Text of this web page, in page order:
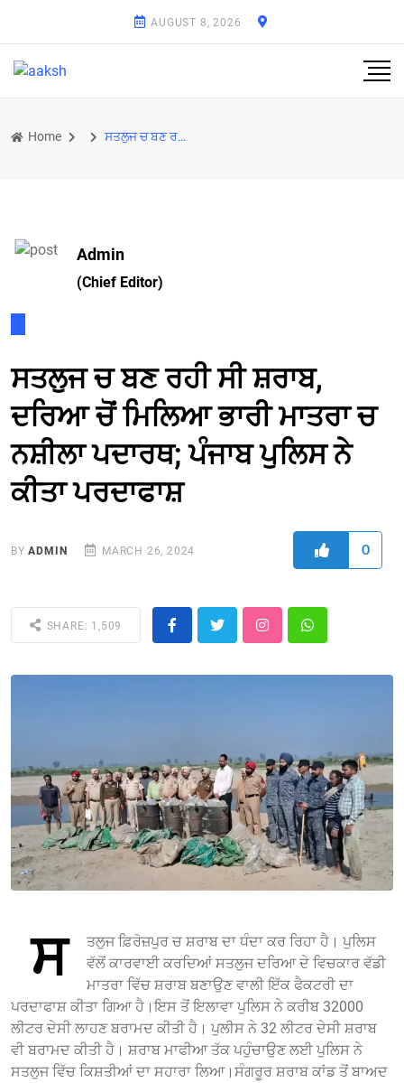
AUGUST 8, 2026
Home ਸਤਲੁਜ ਚ ਬਣ ਰਹੀ ਸੀ ਸ਼ਰਾਬ, ਦਰਿਆ ਚੋਂ ਮਿਲਿਆ ਭਾਰੀ ਮਾਤਰਾ ਚ ਨਸ਼ੀਲਾ ਪਦਾਰਥ; ਪੰਜਾਬ ਪੁਲਿਸ ਨੇ ਕੀਤਾ ਪਰਦਾਫਾਸ਼
Admin
(Chief Editor)
ਸਤਲੁਜ ਚ ਬਣ ਰਹੀ ਸੀ ਸ਼ਰਾਬ,
ਦਰਿਆ ਚੋਂ ਮਿਲਿਆ ਭਾਰੀ ਮਾਤਰਾ ਚ
ਨਸ਼ੀਲਾ ਪਦਾਰਥ; ਪੰਜਾਬ ਪੁਲਿਸ ਨੇ
ਕੀਤਾ ਪਰਦਾਫਾਸ਼
BYADMIN MARCH 26, 2024 0
SHARE: 1,509
ਸ
ਤਲੁਜ ਫ਼ਿਰੋਜ਼ਪੁਰ ਚ ਸ਼ਰਾਬ ਦਾ ਧੰਦਾ ਕਰ ਰਿਹਾ ਹੈ। ਪੁਲਿਸ
ਵੱਲੋਂ ਕਾਰਵਾਈ ਕਰਦਿਆਂ ਸਤਲੁਜ ਦਰਿਆ ਦੇ ਵਿਚਕਾਰ ਵੱਡੀ
ਮਾਤਰਾ ਵਿੱਚ ਸ਼ਰਾਬ ਬਣਾਉਣ ਵਾਲੀ ਇੱਕ ਫੈਕਟਰੀ ਦਾ
ਪਰਦਾਫਾਸ਼ ਕੀਤਾ ਗਿਆ ਹੈ।ਇਸ ਤੋਂ ਇਲਾਵਾ ਪੁਲਿਸ ਨੇ ਕਰੀਬ 32000
ਲੀਟਰ ਦੇਸੀ ਲਾਹਣ ਬਰਾਮਦ ਕੀਤੀ ਹੈ। ਪੁਲੀਸ ਨੇ 32 ਲੀਟਰ ਦੇਸੀ ਸ਼ਰਾਬ
ਵੀ ਬਰਾਮਦ ਕੀਤੀ ਹੈ। ਸ਼ਰਾਬ ਮਾਫੀਆ ਤੱਕ ਪਹੁੰਚਾਉਣ ਲਈ ਪੁਲਿਸ ਨੇ
ਸਤਲੁਜ ਵਿੱਚ ਕਿਸ਼ਤੀਆਂ ਦਾ ਸਹਾਰਾ ਲਿਆ।ਸੰਗਰੂਰ ਸ਼ਰਾਬ ਕਾਂਡ ਤੋਂ ਬਾਅਦ